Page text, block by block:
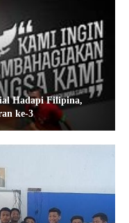
Hadapi Filipina,
ke-3